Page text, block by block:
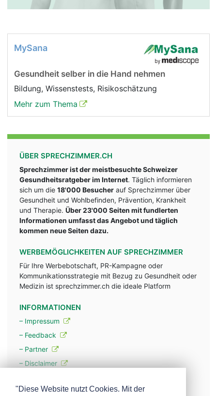
MySana
Gesundheit selber in die Hand nehmen
Bildung, Wissenstests, Risikoschätzung
Mehr zum Thema
ÜBER SPRECHZIMMER.CH
Sprechzimmer ist der meistbesuchte Schweizer
Gesundheitsratgeber im Internet. Täglich informieren
sich um die 18'000 Besucher auf Sprechzimmer über
Gesundheit und Wohlbefinden, Prävention, Krankheit
und Therapie. Über 23'000 Seiten mit fundlerten
Informationen umfasst das Angebot und täglich
kommen neue Seiten dazu.
WERBEMÖGLICHKEITEN AUF SPRECHZIMMER
Für Ihre Werbebotschaft, PR-Kampagne oder
Kommunikationsstrategie mit Bezug zu Gesundheit oder
Medizin ist sprechzimmer.ch die ideale Platform
INFORMATIONEN
– Impressum
– Feedback
– Partner
– Disclaimer
"Diese Website nutzt Cookies. Mit der